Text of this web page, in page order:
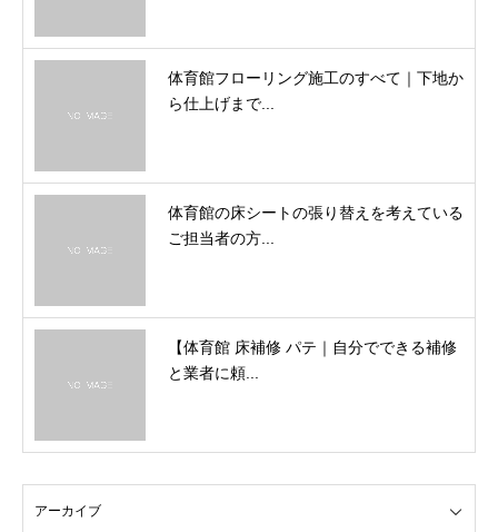
体育館フローリング施工のすべて｜下地か
ら仕上げまで...
体育館の床シートの張り替えを考えている
ご担当者の方...
【体育館 床補修 パテ｜自分でできる補修
と業者に頼...